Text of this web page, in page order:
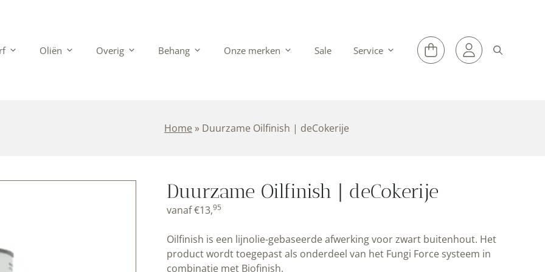
Oliën Overig Behang Onze merken Sale Service
Home » Duurzame Oilfinish | deCokerije
Duurzame Oilfinish | deCokerije
vanaf€13,95
Oilfinish is een lijnolie-gebaseerde afwerking voor zwart buitenhout. Het
product wordt toegepast als onderdeel van het Fungi Force systeem in
combinatie met Biofinish.